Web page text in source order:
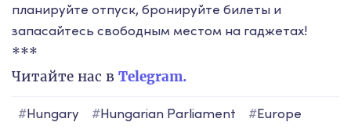
планируйте отпуск, бронируйте билеты и
запасайтесь свободным местом на гаджетах!
***
Читайте нас в Telegram.
#Hungary #Hungarian Parliament #Europe